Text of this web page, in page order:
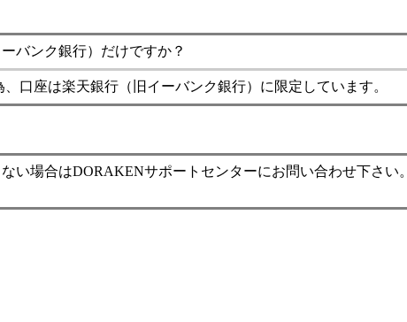
バンク銀行）だけですか？
口座は楽天銀行（旧イーバンク銀行）に限定しています。
い場合はDORAKENサポートセンターにお問い合わせ下さい。